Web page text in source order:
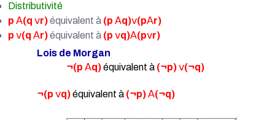
Distributivité
p 𝖠(q 𝗏r)équivalent à (p 𝖠q)𝗏(p𝖠r)
p 𝗏(q 𝖠r)équivalent à (p 𝗏q)𝖠(p𝗏r)
Lois de Morgan
¬(p 𝖠q)équivalent à (¬p)𝗏(¬q)
¬(p 𝗏q)équivalent à (¬p)𝖠(¬q)